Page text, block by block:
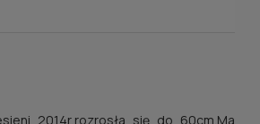
2014r,rozrosła się do 60cm.Ma